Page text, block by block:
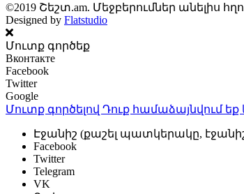
©2019 Շեշտ.am. Մեջբերումներ անելիս
Designed by Flatstudio
Մուտք գործեք
Вконтакте
Facebook
Twitter
Google
Մուտք գործելով Դուք համաձայնվում եք
Էջանիշ (քաշել պատկերակը,
Facebook
Twitter
Telegram
VK